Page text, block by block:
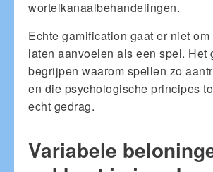
wortelkanaalbehandelingen.
Echte gamification gaat er niet
laten aanvoelen als een spel. Het
begrijpen waarom spellen zo
en die psychologische principes
echt gedrag.
Variabele